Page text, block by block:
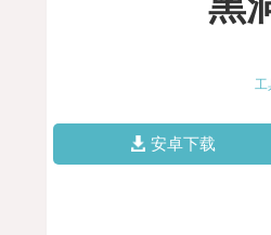
工
安卓下载